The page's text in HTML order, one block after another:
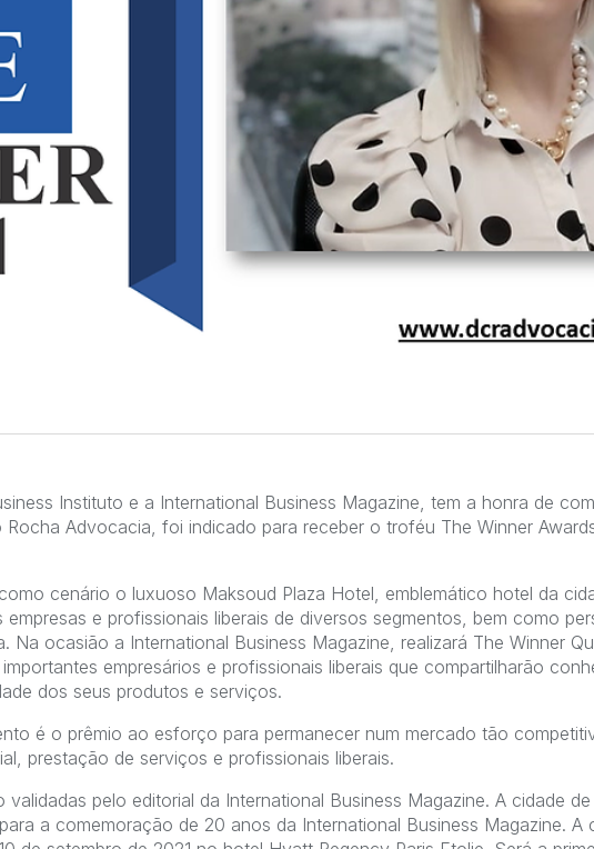
Instituto e a International Business Magazine, tem a honra de
Rocha Advocacia, foi indicado para receber o troféu The Winner
cenário o luxuoso Maksoud Plaza Hotel, emblemático hotel da
empresas e profissionais liberais de diversos segmentos, bem como
Na ocasião a International Business Magazine, realizará The Winner
empresários e profissionais liberais que compartilharão
dos seus produtos e serviços.
é o prêmio ao esforço para permanecer num mercado tão
prestação de serviços e profissionais liberais.
validadas pelo editorial da International Business Magazine. A cidade
a comemoração de 20 anos da International Business Magazine. A